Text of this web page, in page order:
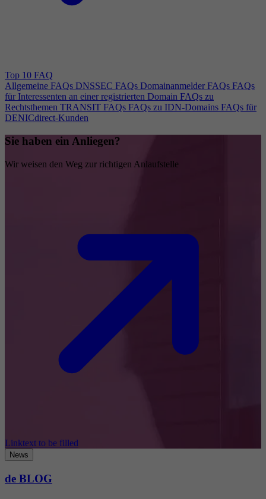
Top 10 FAQ
Allgemeine FAQs DNSSEC FAQs Domainanmelder FAQs FAQs
für Interessenten an einer registrierten Domain FAQs zu
Rechtsthemen TRANSIT FAQs FAQs zu IDN-Domains FAQs für
DENICdirect-Kunden
Sie haben ein Anliegen?
Wir weisen den Weg zur richtigen Anlaufstelle
Linktext to be filled
News
de BLOG